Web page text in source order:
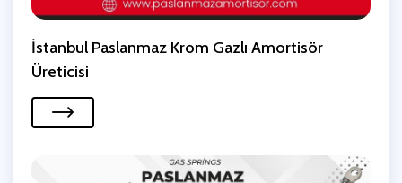
İstanbul Paslanmaz Krom Gazlı Amortisör
Üreticisi